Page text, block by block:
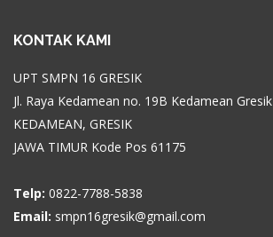
KONTAK KAMI
UPT SMPN 16 GRESIK
Jl. Raya Kedamean no. 19B Kedamean Gresik
KEDAMEAN, GRESIK
JAWA TIMUR Kode Pos 61175
Telp: 0822-7788-5838
Email: smpn16gresik@gmail.com